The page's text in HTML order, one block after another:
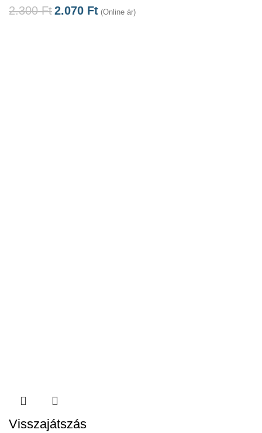
2.300Ft2.070 Ft (Online ár)
Visszajátszás